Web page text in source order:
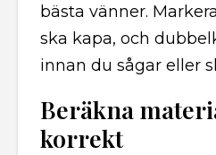
bästa vänner.
ska kapa, och
innan du sågar eller
Beräkna
korrekt